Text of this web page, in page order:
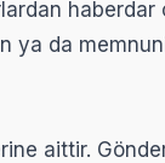
da
aittir.